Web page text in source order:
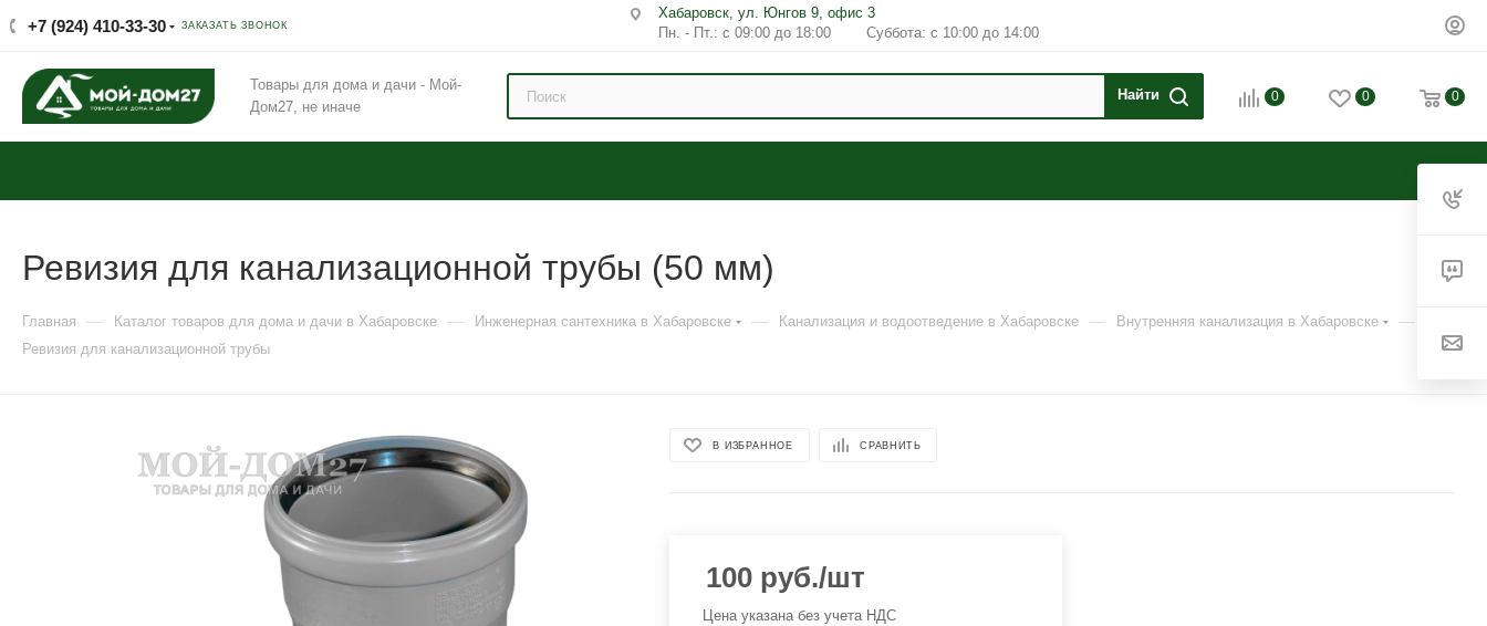
+7 (924) 410-33-30 ЗАКАЗАТЬ ЗВОНОК
Хабаровск, ул. Юнгов 9, офис 3
Пн. - Пт.: с 09:00 до 18:00 Суббота: с 10:00 до 14:00
Товары для дома и дачи - Мой-
Дом27, не иначе
0 0 0
Ревизия для канализационной трубы (50 мм)
Главная — Каталог товаров для дома и дачи в Хабаровске — Инженерная сантехника в Хабаровске — Канализация и водоотведение в Хабаровске — Внутренняя канализация в Хабаровске —
Ревизия для канализационной трубы
В ИЗБРАННОЕ СРАВНИТЬ
100 руб./шт
Цена указана без учета НДС